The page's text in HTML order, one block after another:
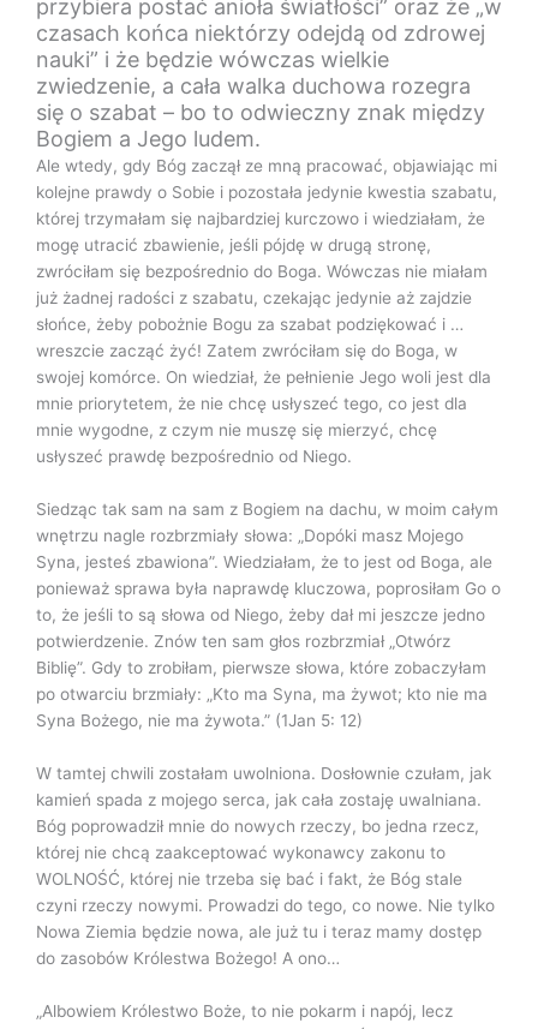
przybiera postać anioła światłości” oraz że „w
czasach końca niektórzy odejdą od zdrowej
nauki” i że będzie wówczas wielkie
zwiedzenie, a cała walka duchowa rozegra
się o szabat – bo to odwieczny znak między
Bogiem a Jego ludem.
Ale wtedy, gdy Bóg zaczął ze mną pracować, objawiając mi
kolejne prawdy o Sobie i pozostała jedynie kwestia szabatu,
której trzymałam się najbardziej kurczowo i wiedziałam, że
mogę utracić zbawienie, jeśli pójdę w drugą stronę,
zwróciłam się bezpośrednio do Boga. Wówczas nie miałam
już żadnej radości z szabatu, czekając jedynie aż zajdzie
słońce, żeby pobożnie Bogu za szabat podziękować i …
wreszcie zacząć żyć! Zatem zwróciłam się do Boga, w
swojej komórce. On wiedział, że pełnienie Jego woli jest dla
mnie priorytetem, że nie chcę usłyszeć tego, co jest dla
mnie wygodne, z czym nie muszę się mierzyć, chcę
usłyszeć prawdę bezpośrednio od Niego.
Siedząc tak sam na sam z Bogiem na dachu, w moim całym
wnętrzu nagle rozbrzmiały słowa: „Dopóki masz Mojego
Syna, jesteś zbawiona”. Wiedziałam, że to jest od Boga, ale
ponieważ sprawa była naprawdę kluczowa, poprosiłam Go o
to, że jeśli to są słowa od Niego, żeby dał mi jeszcze jedno
potwierdzenie. Znów ten sam głos rozbrzmiał „Otwórz
Biblię”. Gdy to zrobiłam, pierwsze słowa, które zobaczyłam
po otwarciu brzmiały: „Kto ma Syna, ma żywot; kto nie ma
Syna Bożego, nie ma żywota.” (1Jan 5: 12)
W tamtej chwili zostałam uwolniona. Dosłownie czułam, jak
kamień spada z mojego serca, jak cała zostaję uwalniana.
Bóg poprowadził mnie do nowych rzeczy, bo jedna rzecz,
której nie chcą zaakceptować wykonawcy zakonu to
WOLNOŚĆ, której nie trzeba się bać i fakt, że Bóg stale
czyni rzeczy nowymi. Prowadzi do tego, co nowe. Nie tylko
Nowa Ziemia będzie nowa, ale już tu i teraz mamy dostęp
do zasobów Królestwa Bożego! A ono…
„Albowiem Królestwo Boże, to nie pokarm i napój, lecz